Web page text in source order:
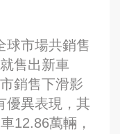
球市場共銷售
售出新車
銷售下滑影
優異表現，其
12.86萬輛，